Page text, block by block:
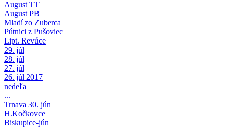
August TT
August PB
Mladí zo Zuberca
Pútnici z Pušoviec
Lipt. Revúce
29. júl
28. júl
27. júl
26. júl 2017
nedeľa
...
Trnava 30. jún
H.Kočkovce
Biskupice-jún